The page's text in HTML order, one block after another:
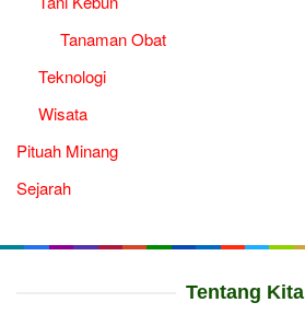
Tanaman Obat
Teknologi
Wisata
Pituah Minang
Sejarah
Tentang Kita